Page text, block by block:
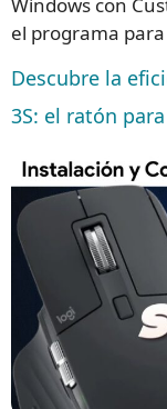
Windows con
el programa
Descubre la
3S: el ratón